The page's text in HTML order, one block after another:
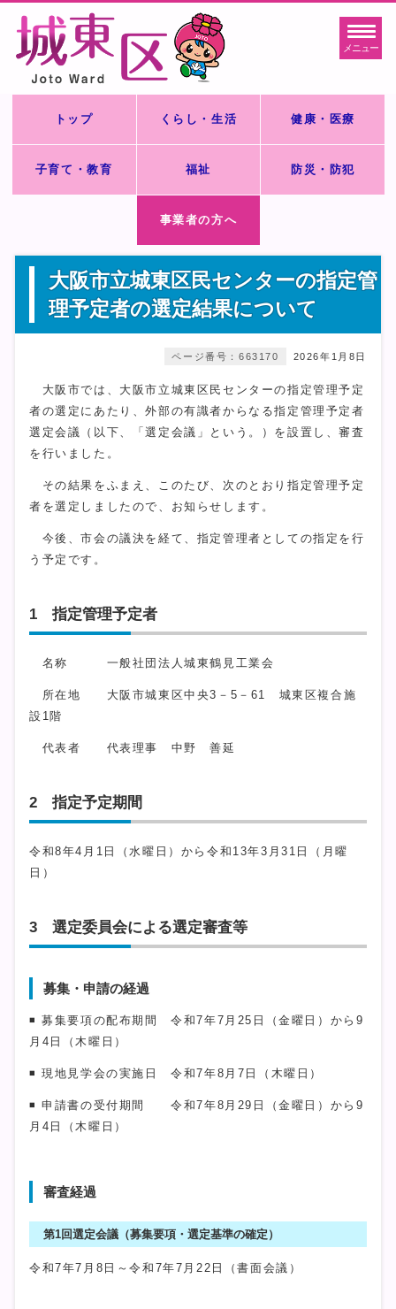
メニュー
トップ くらし・生活 健康・医療
子育て・教育 福祉 防災・防犯
事業者の方へ
大阪市立城東区民センターの指定管
理予定者の選定結果について
2026年1月8日
ページ番号：663170
大阪市では、大阪市立城東区民センターの指定管理予定
者の選定にあたり、外部の有識者からなる指定管理予定者
選定会議（以下、「選定会議」という。）を設置し、審査
を行いました。
その結果をふまえ、このたび、次のとおり指定管理予定
者を選定しましたので、お知らせします。
今後、市会の議決を経て、指定管理者としての指定を行
う予定です。
1 指定管理予定者
名称 一般社団法人城東鶴見工業会
所在地 大阪市城東区中央3－5－61 城東区複合施
設1階
代表者 代表理事 中野 善延
2 指定予定期間
令和8年4月1日（水曜日）から令和13年3月31日（月曜
日）
3 選定委員会による選定審査等
募集・申請の経過
◾ 募集要項の配布期間 令和7年7月25日（金曜日）から9
月4日（木曜日）
◾ 現地見学会の実施日 令和7年8月7日（木曜日）
◾ 申請書の受付期間 令和7年8月29日（金曜日）から9
月4日（木曜日）
審査経過
第1回選定会議（募集要項・選定基準の確定）
令和7年7月8日～令和7年7月22日（書面会議）